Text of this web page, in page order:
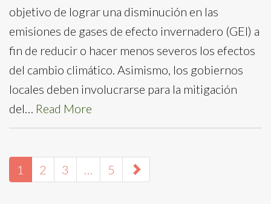
objetivo de lograr una disminución en las
emisiones de gases de efecto invernadero (GEI) a
fin de reducir o hacer menos severos los efectos
del cambio climático. Asimismo, los gobiernos
locales deben involucrarse para la mitigación
del… Read More
paging-
navigation
1 2 3 … 5